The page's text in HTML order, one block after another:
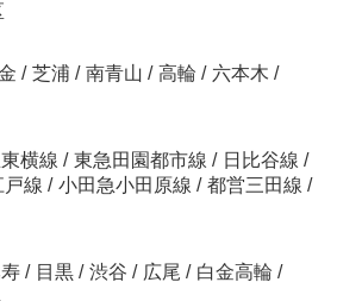
/ 芝浦 / 南青山 / 高輪 / 六本木 /
横線 / 東急田園都市線 / 日比谷線 /
戸線 / 小田急小田原線 / 都営三田線 /
/ 目黒 / 渋谷 / 広尾 / 白金高輪 /